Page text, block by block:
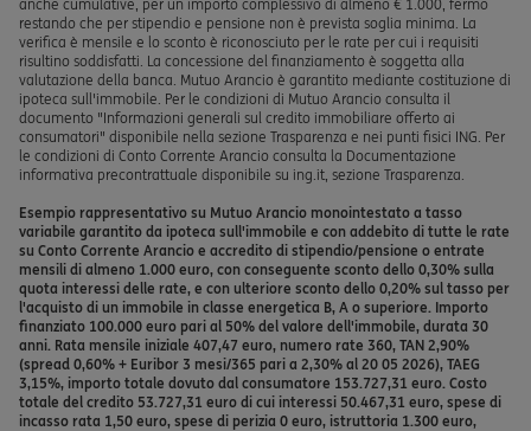
anche cumulative, per un importo complessivo di almeno € 1.000, fermo
restando che per stipendio e pensione non è prevista soglia minima. La
verifica è mensile e lo sconto è riconosciuto per le rate per cui i requisiti
risultino soddisfatti. La concessione del finanziamento è soggetta alla
valutazione della banca. Mutuo Arancio è garantito mediante costituzione di
ipoteca sull'immobile. Per le condizioni di Mutuo Arancio consulta il
documento "Informazioni generali sul credito immobiliare offerto ai
consumatori" disponibile nella sezione Trasparenza e nei punti fisici ING. Per
le condizioni di Conto Corrente Arancio consulta la Documentazione
informativa precontrattuale disponibile su ing.it, sezione Trasparenza.
Esempio rappresentativo su Mutuo Arancio monointestato a tasso
variabile garantito da ipoteca sull'immobile e con addebito di tutte le rate
su Conto Corrente Arancio e accredito di stipendio/pensione o entrate
mensili di almeno 1.000 euro, con conseguente sconto dello 0,30% sulla
quota interessi delle rate, e con ulteriore sconto dello 0,20% sul tasso per
l'acquisto di un immobile in classe energetica B, A o superiore. Importo
finanziato 100.000 euro pari al 50% del valore dell'immobile, durata 30
anni. Rata mensile iniziale 407,47 euro, numero rate 360, TAN 2,90%
(spread 0,60% + Euribor 3 mesi/365 pari a 2,30% al 20 05 2026), TAEG
3,15%, importo totale dovuto dal consumatore 153.727,31 euro. Costo
totale del credito 53.727,31 euro di cui interessi 50.467,31 euro, spese di
incasso rata 1,50 euro, spese di perizia 0 euro, istruttoria 1.300 euro,